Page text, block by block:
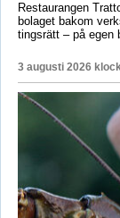
Restaurangen
bolaget bakom
tingsrätt – på egen
3 augusti 2026